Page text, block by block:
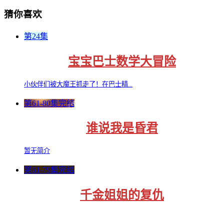
猜你喜欢
第24集
宝宝巴士数学大冒险
小伙伴们被大魔王抓走了！在巴士精...
第61-80集完结
谁说我是昏君
暂无简介
第61-79集完结
千金姐姐的复仇